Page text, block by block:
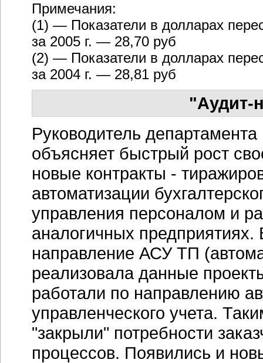
Примечания:
(1) — Показатели в долларах
за 2005 г. — 28,70 руб
(2) — Показатели в долларах
за 2004 г. — 28,81 руб
"Аудит-
Руководитель
объясняет быстрый рост
новые контракты -
автоматизации
управления персоналом и
аналогичных
направление АСУ ТП
реализовала данные
работали по направлению
управленческого учета.
"закрыли" потребности
процессов. Появились и